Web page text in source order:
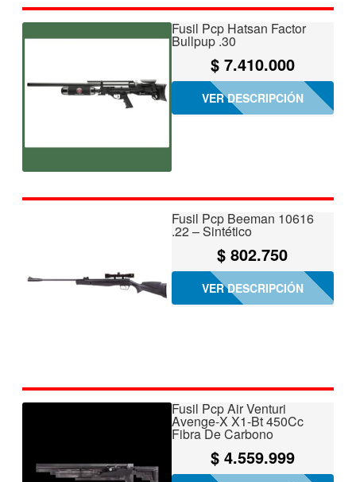
Fusil Pcp Hatsan Factor
Bullpup .30
$7.410.000
VER DESCRIPCIÓN
Fusil Pcp Beeman 10616
.22 – Sintético
$ 802.750
VER DESCRIPCIÓN
Fusil Pcp Air Venturi
Avenge-X X1-Bt 450Cc
Fibra De Carbono
$4.559.999